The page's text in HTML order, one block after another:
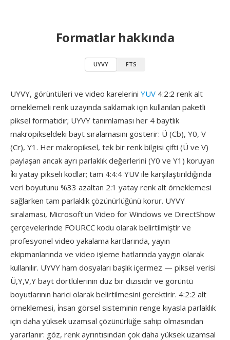
Formatlar hakkında
UYVY FTS
UYVY, görüntüleri ve video karelerini YUV 4:2:2 renk alt
örneklemeli renk uzayında saklamak için kullanılan paketli
piksel formatıdır; UYVY tanımlaması her 4 baytlık
makropikseldeki bayt sıralamasını gösterir: Ü (Cb), Y0, V
(Cr), Y1. Her makropiksel, tek bir renk bilgisi çifti (Ü ve V)
paylaşan ancak ayrı parlaklık değerlerini (Y0 ve Y1) koruyan
i̇ki yatay pikseli kodlar; tam 4:4:4 YUV ile karşılaştırıldığında
veri boyutunu %33 azaltan 2:1 yatay renk alt örneklemesi
sağlarken tam parlaklık çözünürlüğünü korur. UYVY
sıralaması, Microsoft'un Video for Windows ve DirectShow
çerçevelerinde FOURCC kodu olarak belirtilmiştir ve
profesyonel video yakalama kartlarında, yayın
ekipmanlarında ve video işleme hatlarında yaygın olarak
kullanılır. UYVY ham dosyaları başlık içermez — piksel verisi
Ü,Y,V,Y bayt dörtlülerinin düz bir dizisidir ve görüntü
boyutlarının harici olarak belirtilmesini gerektirir. 4:2:2 alt
örneklemesi, i̇nsan görsel sisteminin renge kıyasla parlaklık
için daha yüksek uzamsal çözünürlüğe sahip olmasından
yararlanır: göz, renk ayrıntısından çok daha yüksek uzamsal